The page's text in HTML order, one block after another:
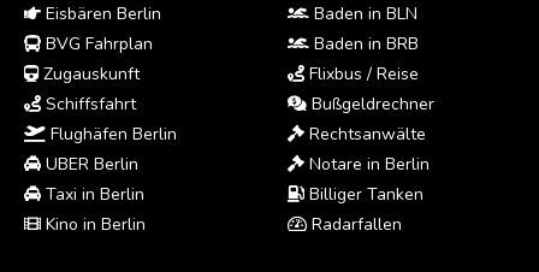
Eisbären Berlin
BVG Fahrplan
Zugauskunft
Schiffsfahrt
Flughäfen Berlin
UBER Berlin
Taxi in Berlin
Kino in Berlin
Baden in BLN
Baden in BRB
Flixbus / Reise
Bußgeldrechner
Rechtsanwälte
Notare in Berlin
Billiger Tanken
Radarfallen